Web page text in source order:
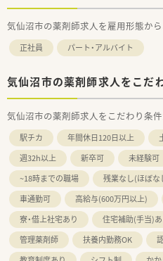
気仙沼市の薬剤師求人を雇用形態から
正社員 パート・アルバイト
気仙沼市の薬剤師求人をこだ
気仙沼市の薬剤師求人をこだわり条
駅チカ 年間休日120日以上
週32h以上
新卒可 未経験可
~18時までの職場
残業なし(ほぼな
車通勤可
高給与(600万円以上)
寮・借上社宅あり
住宅補助(手当)あ
管理薬剤師
扶養内勤務OK